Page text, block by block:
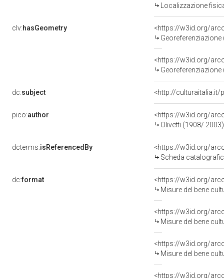
Localizzazione
clv:hasGeometry
<https://w3id.org/
<https://w3id.org/
Georeferenziazione
dc:subject <http://
pico:author
<https://w3id.org/
Olivetti (1908/ 2003)
dcterms:isReferencedBy
<https://w3id.org/
Scheda
dc:format
<https://w3id.org/
Misure del bene
<https://w3id.org/
Misure del bene
<https://w3id.org/
Misure del bene
<https://w3id.org/